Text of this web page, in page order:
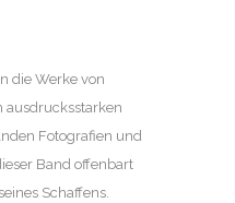
die Werke von
ausdrucksstarken
Fotografien und
Band offenbart
Schaffens.